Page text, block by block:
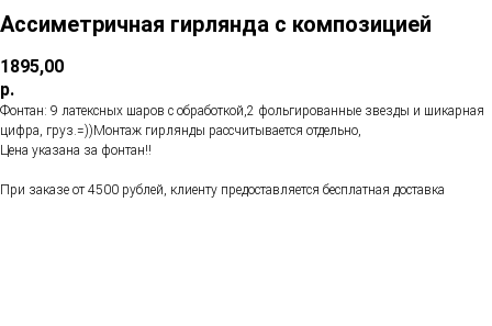
Ассиметричная гирлянда с композицией
1895,00
р.
Фонтан: 9 латексных шаров с обработкой,2 фольгированные звезды и шикарная
цифра, груз.=))Монтаж гирлянды рассчитывается отдельно,
Цена указана за фонтан!!
При заказе от 4500 рублей, клиенту предоставляется бесплатная доставка